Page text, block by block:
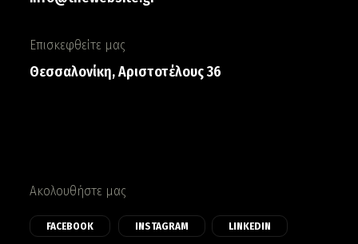
Επισκεφθείτε μας
Θεσσαλονίκη, Αριστοτέλους 36
Ακολουθήστε μας
FACEBOOK INSTAGRAM LINKEDIN